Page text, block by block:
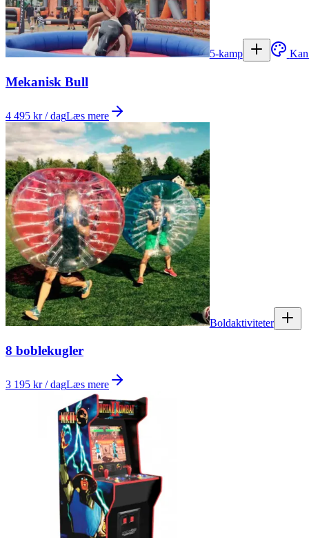
5-kamp
Mekanisk Bull
4 495 kr / dagLæs mere
Boldaktiviteter
8 boblekugler
3 195 kr / dagLæs mere